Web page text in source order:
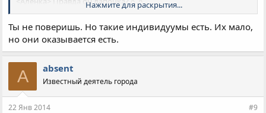
<DialSoft> Эмммм...
<DialSoft> Потыкай в него палочкой
<DialSoft> Он походу мертвый (
Нажмите для раскрытия...
Ты не поверишь. Но такие индивидуумы есть. Их мало,
но они оказывается есть.
A absent
Известный деятель города
22 Янв 2014 #9